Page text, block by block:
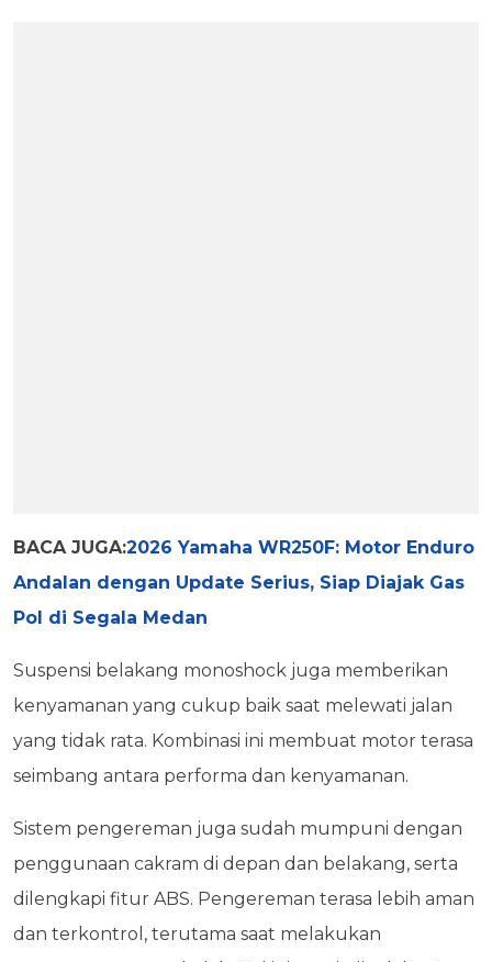
BACA JUGA:2026 Yamaha WR250F: Motor Enduro
Andalan dengan Update Serius, Siap Diajak Gas
Pol di Segala Medan
Suspensi belakang monoshock juga memberikan
kenyamanan yang cukup baik saat melewati jalan
yang tidak rata. Kombinasi ini membuat motor terasa
seimbang antara performa dan kenyamanan.
Sistem pengereman juga sudah mumpuni dengan
penggunaan cakram di depan dan belakang, serta
dilengkapi fitur ABS. Pengereman terasa lebih aman
dan terkontrol, terutama saat melakukan